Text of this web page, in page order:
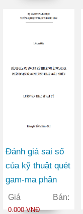
Hồ Chí Minh
Đánh giá sai số
của kỹ thuật quét
gam-ma phân
đoạn bằng
phương pháp
Giá Bán:
0.000 VNĐ